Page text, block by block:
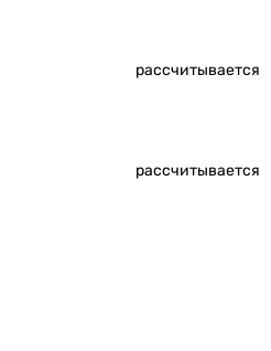
рассчитывается
рассчитывается